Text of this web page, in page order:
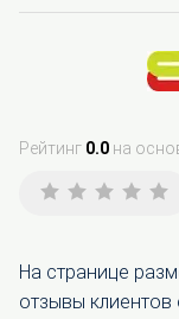
Рейтинг 0.0 на
На странице
отзывы клиентов